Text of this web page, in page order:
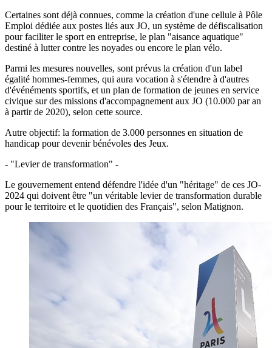
Certaines sont déjà connues, comme la création d'une cellule à Pôle
Emploi dédiée aux postes liés aux JO, un système de défiscalisation
pour faciliter le sport en entreprise, le plan "aisance aquatique"
destiné à lutter contre les noyades ou encore le plan vélo.
Parmi les mesures nouvelles, sont prévus la création d'un label
égalité hommes-femmes, qui aura vocation à s'étendre à d'autres
d'événéments sportifs, et un plan de formation de jeunes en service
civique sur des missions d'accompagnement aux JO (10.000 par an
à partir de 2020), selon cette source.
Autre objectif: la formation de 3.000 personnes en situation de
handicap pour devenir bénévoles des Jeux.
- "Levier de transformation" -
Le gouvernement entend défendre l'idée d'un "héritage" de ces JO-
2024 qui doivent être "un véritable levier de transformation durable
pour le territoire et le quotidien des Français", selon Matignon.